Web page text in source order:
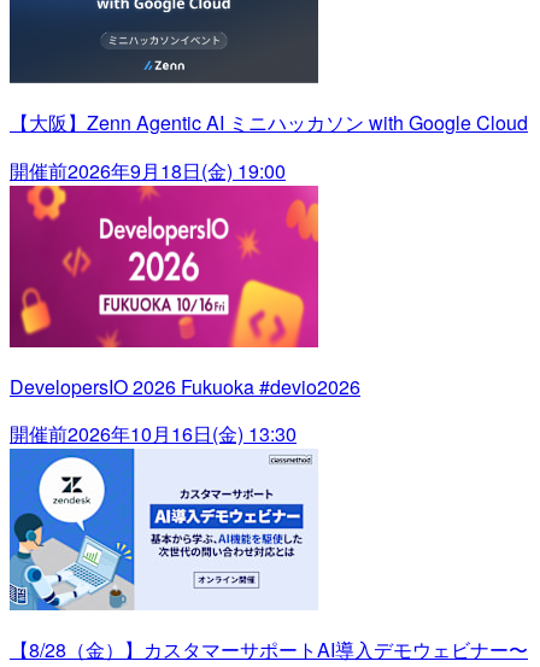
【大阪】Zenn Agentic AI ミニハッカソン with Google Cloud
開催前2026年9月18日(金) 19:00
DevelopersIO 2026 Fukuoka #devio2026
開催前2026年10月16日(金) 13:30
【8/28（金）】カスタマーサポートAI導入デモウェビナー〜